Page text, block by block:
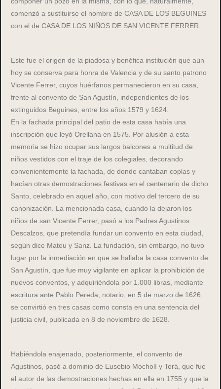
comenzó a sustituirse el nombre de CASA DE LOS BEGUINES
con el de CASA DE LOS NIÑOS DE SAN VICENTE FERRER.
Este fue el origen de la piadosa y benéfica institución que aún
hoy se conserva para honra de Valencia y de su santo patrono
Vicente Ferrer, cuyos huérfanos permanecieron en su casa,
frente al convento de San Agustín, independientes de los
extinguidos Beguines, entre los años 1579 y 1624.
En la fachada principal del patio de esta casa había una
inscripción que leyó Orellana en 1575. Por alusión a esta
memoria se hizo ocupar sus largos balcones a multitud de
niños vestidos con el traje de los colegiales, decorando
convenientemente la fachada, de donde cantaban coplas y
hacían otras demostraciones festivas en el centenario de dicho
Santo, celebrado en aquel año, con motivo del tercero de su
canonización. La mencionada casa, cuando la dejaron los
niños de san Vicente Ferrer, pasó a los Padres Agustinos
Descalzos, que pretendía fundar un convento en esta ciudad,
según dice Mateu y Sanz. La fundación, sin embargo, no tuvo
lugar por la inmediación en que se hallaba la casa convento de
San Agustín, que fue muy vigilante en aplicar la prohibición de
nuevos conventos, y adquiriéndola por 1.000 libras, mediante
escritura ante Pablo Pereda, notario, en 5 de marzo de 1626,
se convirtió en tres casas como consta en una sentencia del
justicia civil, publicada en 8 de noviembre de 1628.
Habiéndola enajenado, posteriormente, el convento de
Agustinos, pasó a dominio de Eusebio Mocholí y Torá, que fue
el autor de las demostraciones hechas en ella en 1755 y que la